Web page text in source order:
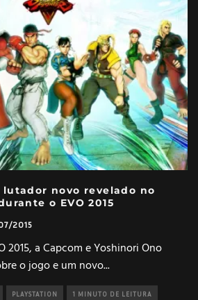
lutador novo revelado no
o EVO 2015
2015
2015, a Capcom e Yoshinori Ono
o jogo e um novo...
PLAYSTATION 1 MINUTO DE LEITURA